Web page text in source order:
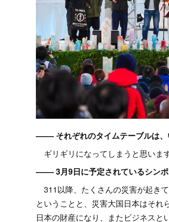
–––– それぞれのタイムテーブルは、
ギリギリになってしまうと思いま
–––– 3月9日に予定されているシン
311以降、たくさんの災害が起き
ということと、災害大国日本はそ
日本の財産になり、またビジネス